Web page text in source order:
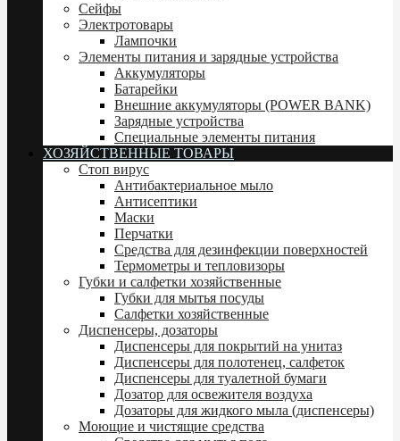
Сейфы
Электротовары
Лампочки
Элементы питания и зарядные устройства
Аккумуляторы
Батарейки
Внешние аккумуляторы (POWER BANK)
Зарядные устройства
Специальные элементы питания
ХОЗЯЙСТВЕННЫЕ ТОВАРЫ
Стоп вирус
Антибактериальное мыло
Антисептики
Маски
Перчатки
Средства для дезинфекции поверхностей
Термометры и тепловизоры
Губки и салфетки хозяйственные
Губки для мытья посуды
Салфетки хозяйственные
Диспенсеры, дозаторы
Диспенсеры для покрытий на унитаз
Диспенсеры для полотенец, салфеток
Диспенсеры для туалетной бумаги
Дозатор для освежителя воздуха
Дозаторы для жидкого мыла (диспенсеры)
Моющие и чистящие средства